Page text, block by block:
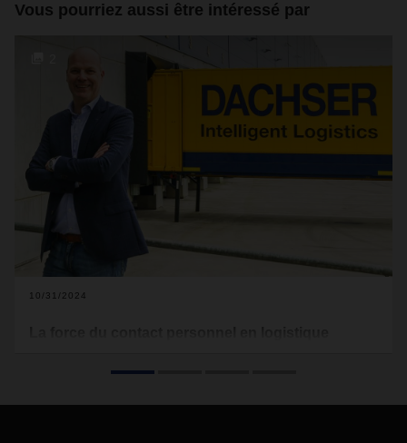
Vous pourriez aussi être intéressé par
10/31/2024
influencé par des besoins clients en constante évolution, des